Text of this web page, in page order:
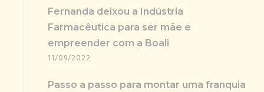
Fernanda deixou a Indústria
Farmacêutica para ser mãe e
empreender com a Boali
11/09/2022
Passo a passo para montar uma franquia